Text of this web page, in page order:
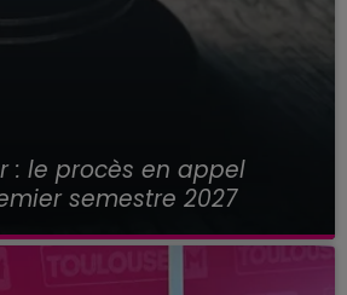
: le procès en appel
semestre 2027